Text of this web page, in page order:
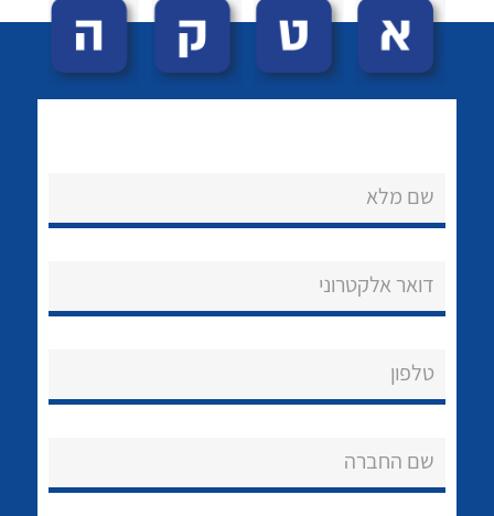
הצוות שלנו
שירותי תמיכה
לכל מוצרי היצרן לכל מוצרי היצרן
שם מלא
דואר אלקטרוני
טלפון
שם החברה